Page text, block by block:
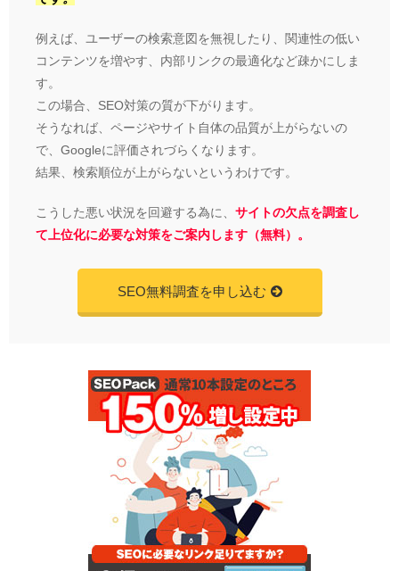
例えば、ユーザーの検索意図を無視したり、関連性の低い
コンテンツを増やす、内部リンクの最適化など疎かにしま
す。
この場合、SEO対策の質が下がります。
そうなれば、ページやサイト自体の品質が上がらないの
で、Googleに評価されづらくなります。
結果、検索順位が上がらないというわけです。
こうした悪い状況を回避する為に、 サイトの欠点を調査し
て上位化に必要な対策をご案内します（無料）。
SEO無料調査を申し込む